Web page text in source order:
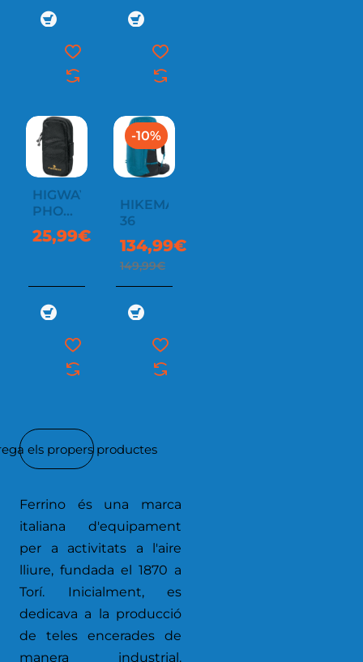
HIGWAY
PHONE
HOLDER
25,99€
-10%
HIKEMASTER
36
134,99€
149,99€
els propers productes
Ferrino és una marca
italiana d'equipament
per a activitats a l'aire
lliure, fundada el 1870 a
Torí. Inicialment, es
dedicava a la producció
de teles encerades de
manera industrial.